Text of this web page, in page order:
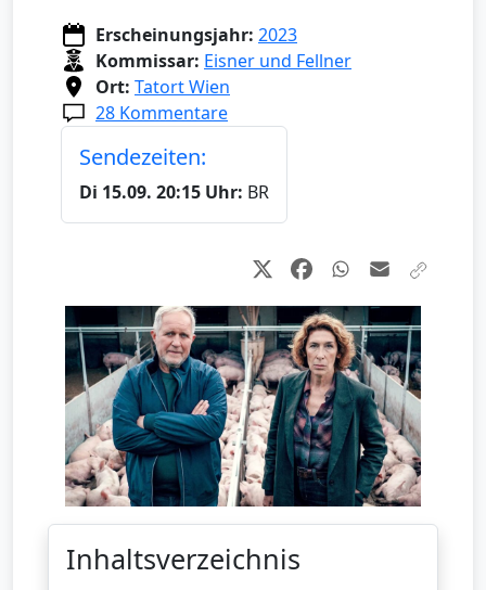
Erscheinungsjahr: 2023
Kommissar: Eisner und Fellner
Ort: Tatort Wien
28 Kommentare
Sendezeiten:
Di 15.09. 20:15 Uhr: BR
Inhaltsverzeichnis